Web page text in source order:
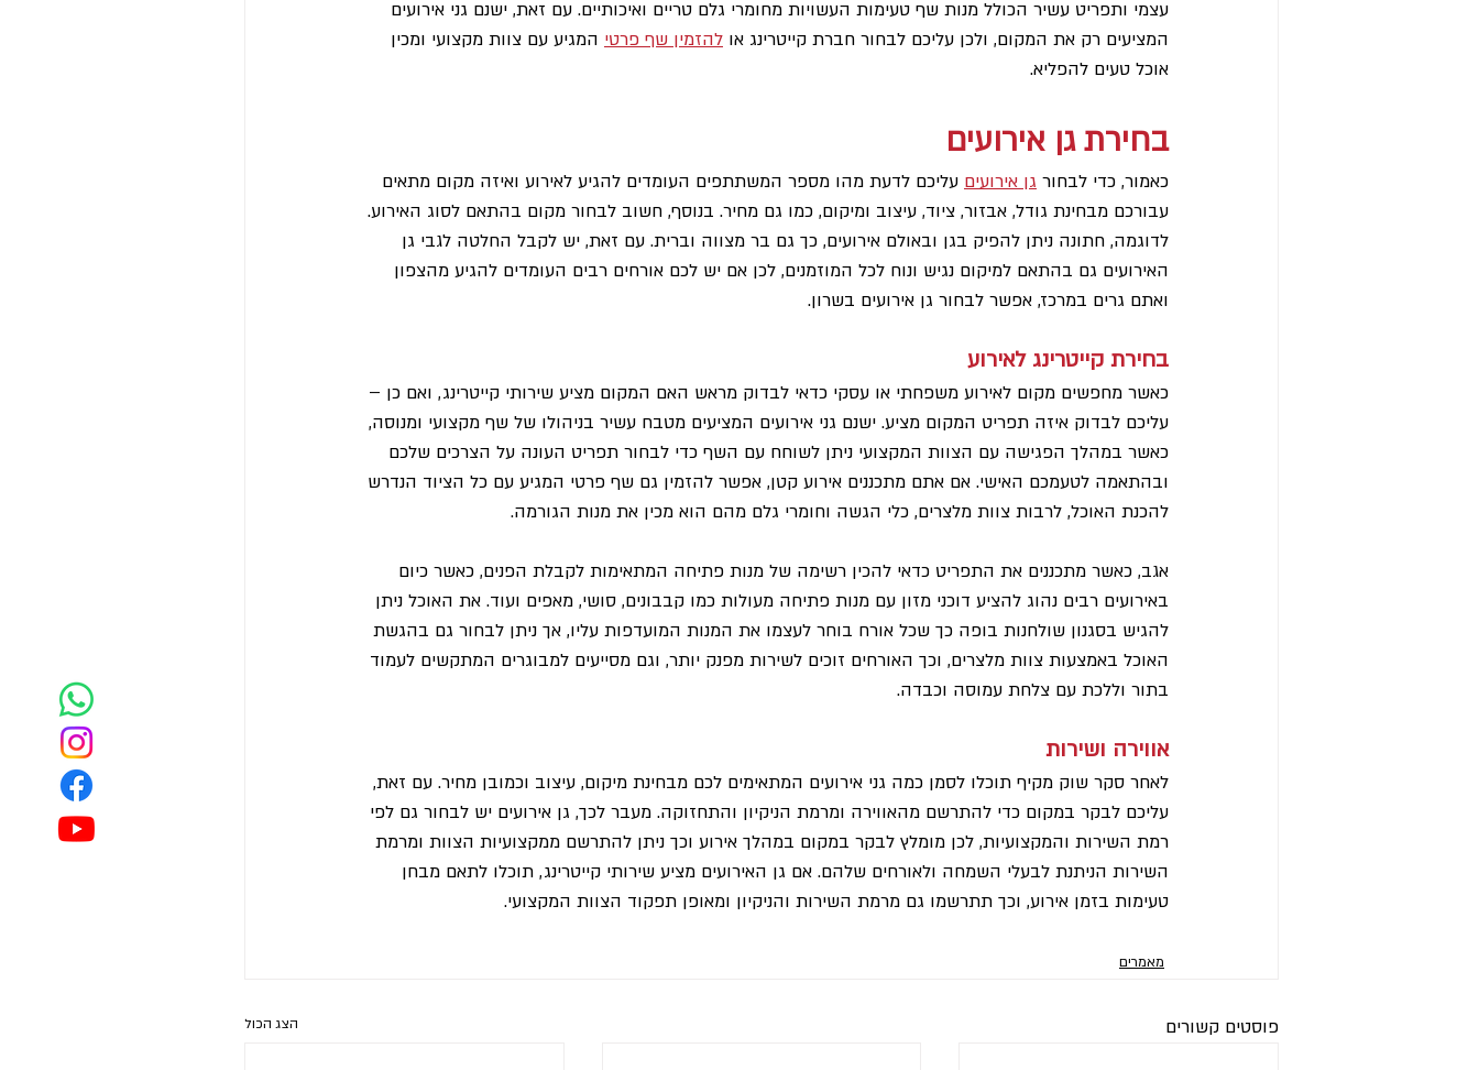
עצמי ותפריט עשיר הכולל מנות שף טעימות העשויות מחומרי גלם טריים ואיכותיים. עם זאת, ישנם גני אירועים
המציעים רק את המקום, ולכן עליכם לבחור חברת קייטרינג או להזמין שף פרטי המגיע עם צוות מקצועי ומכין
אוכל טעים להפליא.
בחירת גן אירועים
כאמור, כדי לבחור גן אירועים עליכם לדעת מהו מספר המשתתפים העומדים להגיע לאירוע ואיזה מקום מתאים
עבורכם מבחינת גודל, אבזור, ציוד, עיצוב ומיקום, כמו גם מחיר. בנוסף, חשוב לבחור מקום בהתאם לסוג האירוע.
לדוגמה, חתונה ניתן להפיק בגן ובאולם אירועים, כך גם בר מצווה וברית. עם זאת, יש לקבל החלטה לגבי גן
האירועים גם בהתאם למיקום נגיש ונוח לכל המוזמנים, לכן אם יש לכם אורחים רבים העומדים להגיע מהצפון
ואתם גרים במרכז, אפשר לבחור גן אירועים בשרון.
בחירת קייטרינג לאירוע
כאשר מחפשים מקום לאירוע משפחתי או עסקי כדאי לבדוק מראש האם המקום מציע שירותי קייטרינג, ואם כן –
עליכם לבדוק איזה תפריט המקום מציע. ישנם גני אירועים המציעים מטבח עשיר בניהולו של שף מקצועי ומנוסה,
כאשר במהלך הפגישה עם הצוות המקצועי ניתן לשוחח עם השף כדי לבחור תפריט העונה על הצרכים שלכם
ובהתאמה לטעמכם האישי. אם אתם מתכננים אירוע קטן, אפשר להזמין גם שף פרטי המגיע עם כל הציוד הנדרש
להכנת האוכל, לרבות צוות מלצרים, כלי הגשה וחומרי גלם מהם הוא מכין את מנות הגורמה.
אגב, כאשר מתכננים את התפריט כדאי להכין רשימה של מנות פתיחה המתאימות לקבלת הפנים, כאשר כיום
באירועים רבים נהוג להציע דוכני מזון עם מנות פתיחה מעולות כמו קבבונים, סושי, מאפים ועוד. את האוכל ניתן
להגיש בסגנון שולחנות בופה כך שכל אורח בוחר לעצמו את המנות המועדפות עליו, אך ניתן לבחור גם בהגשת
האוכל באמצעות צוות מלצרים, וכך האורחים זוכים לשירות מפנק יותר, וגם מסייעים למבוגרים המתקשים לעמוד
בתור וללכת עם צלחת עמוסה וכבדה.
אווירה ושירות
לאחר סקר שוק מקיף תוכלו לסמן כמה גני אירועים המתאימים לכם מבחינת מיקום, עיצוב וכמובן מחיר. עם זאת,
עליכם לבקר במקום כדי להתרשם מהאווירה ומרמת הניקיון והתחזוקה. מעבר לכך, גן אירועים יש לבחור גם לפי
רמת השירות והמקצועיות, לכן מומלץ לבקר במקום במהלך אירוע וכך ניתן להתרשם ממקצועיות הצוות ומרמת
השירות הניתנת לבעלי השמחה ולאורחים שלהם. אם גן האירועים מציע שירותי קייטרינג, תוכלו לתאם מבחן
טעימות בזמן אירוע, וכך תתרשמו גם מרמת השירות והניקיון ומאופן תפקוד הצוות המקצועי.
מאמרים
פוסטים קשורים הצג הכול